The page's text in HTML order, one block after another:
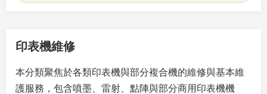
印表機維修
本分類聚焦於各類印表機與部分複合機的維修與基本維
護服務，包含噴墨、雷射、點陣與部分商用印表機機